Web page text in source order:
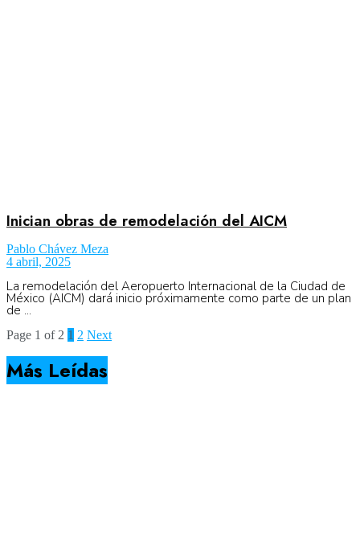
Inician obras de remodelación del AICM
Pablo Chávez Meza
4 abril, 2025
La remodelación del Aeropuerto Internacional de la Ciudad de
México (AICM) dará inicio próximamente como parte de un plan
de ...
Page 1 of 2 1 2 Next
Más Leídas